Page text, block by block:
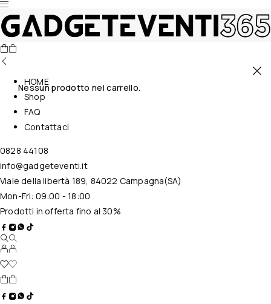
Nessun prodotto nel carrello.
HOME
Shop
FAQ
Contattaci
0828 44108
info@gadgeteventi.it
Viale della libertà 189, 84022 Campagna(SA)
Mon-Fri: 09:00 - 18:00
Prodotti in offerta fino al 30%